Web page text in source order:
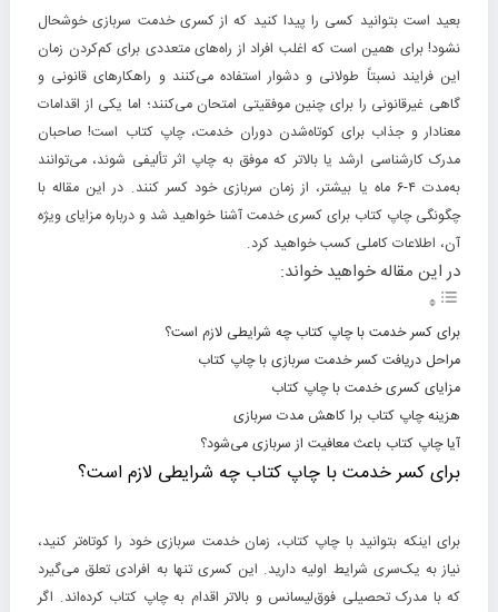
بعید است بتوانید کسی را پیدا کنید که از کسری خدمت سربازی خوشحال
نشود! برای همین است که اغلب افراد از راه‌های متعددی برای کم‌کردن زمان
این فرایند نسبتاً طولانی و دشوار استفاده می‌کنند و راهکارهای قانونی و
گاهی غیرقانونی را برای چنین موفقیتی امتحان می‌کنند؛ اما یکی از اقدامات
معنادار و جذاب برای کوتاه‌شدن دوران خدمت، چاپ کتاب است! صاحبان
مدرک کارشناسی ارشد یا بالاتر که موفق به چاپ اثر تألیفی شوند، می‌توانند
به‌مدت ۴-۶ ماه یا بیشتر، از زمان سربازی خود کسر کنند. در این مقاله با
چگونگی چاپ کتاب برای کسری خدمت آشنا خواهید شد و درباره مزایای ویژه
آن، اطلاعات کاملی کسب خواهید کرد.
در این مقاله خواهید خواند:
برای کسر خدمت با چاپ کتاب چه شرایطی لازم است؟
مراحل دریافت کسر خدمت سربازی با چاپ کتاب
مزایای کسری خدمت با چاپ کتاب
هزینه چاپ کتاب برا کاهش مدت سربازی
آیا چاپ کتاب باعث معافیت از سربازی می‌شود؟
برای کسر خدمت با چاپ کتاب چه شرایطی لازم است؟
برای اینکه بتوانید با چاپ کتاب، زمان خدمت سربازی خود را کوتاه‌تر کنید،
نیاز به یک‌سری شرایط اولیه‌ دارید. این کسری تنها به افرادی تعلق می‌گیرد
که با مدرک تحصیلی فوق‌لیسانس و بالاتر اقدام به چاپ کتاب کرده‌اند. اگر